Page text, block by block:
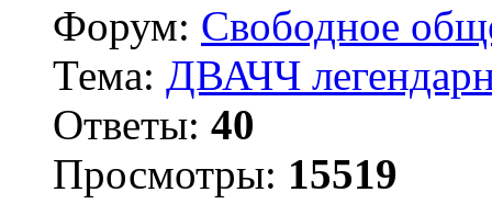
Форум: Свободное
Тема: ДВАЧЧ
Ответы: 40
Просмотры: 15519